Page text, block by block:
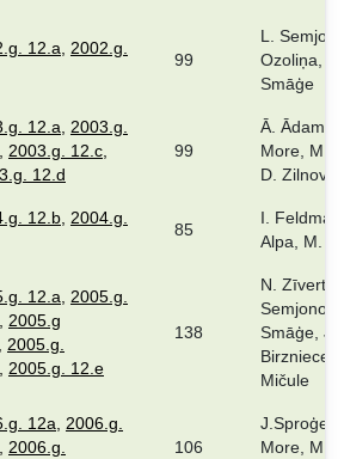
12.a
2002.g.
99
L.
Ozoliņa, D.
Smāģe
12.a
2003.g.
2003.g. 12.c
12.d
99
Ā. Ādama.
More, M.
D.
12.b 2004.g.
85
I.
Alpa, M.
12.a
2005.g.
2005.g
2005.g.
2005.g. 12.e
138
N. Zīverts,
Smāģe, J.
Birzniece,
Mičule
12a
2006.g.
2006.g.
106
J.Sproģe,
More, M.